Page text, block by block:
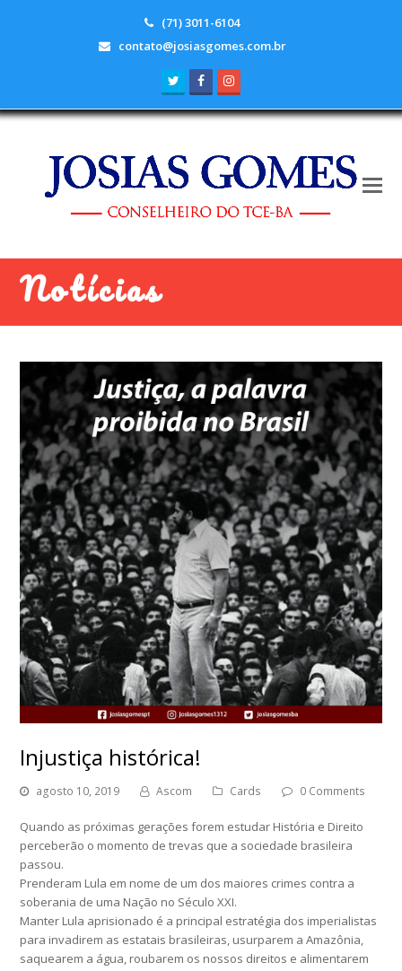
(71) 3011-6104
contato@josiasgomes.com.br
TwitterFacebook
Notícias
Injustiça histórica!
agosto 10, 2019 Ascom Cards 0 Comments
Quando as próximas gerações forem estudar História e Direito
perceberão o momento de trevas que a sociedade brasileira
passou.
Prenderam Lula em nome de um dos maiores crimes contra a
soberania de uma Nação no Século XXI.
Manter Lula aprisionado é a principal estratégia dos imperialistas
para invadirem as estatais brasileiras, usurparem a Amazônia,
saquearem a água, roubarem os nossos direitos e alimentarem